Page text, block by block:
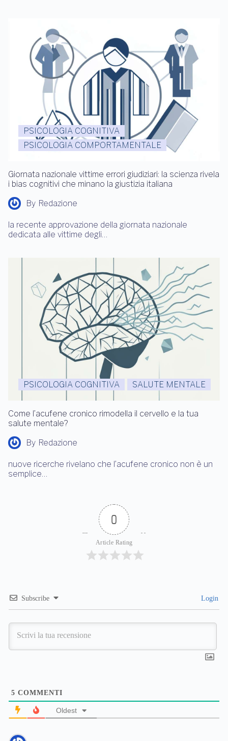
PSICOLOGIA COGNITIVA
PSICOLOGIA COMPORTAMENTALE
Giornata nazionale vittime errori giudiziari: la scienza rivela
i bias cognitivi che minano la giustizia italiana
By Redazione
la recente approvazione della giornata nazionale
dedicata alle vittime degli…
PSICOLOGIA COGNITIVA SALUTE MENTALE
Come l’acufene cronico rimodella il cervello e la tua
salute mentale?
By Redazione
nuove ricerche rivelano che l’acufene cronico non è un
semplice…
0
Article Rating
Subscribe Login
5 COMMENTI
Oldest